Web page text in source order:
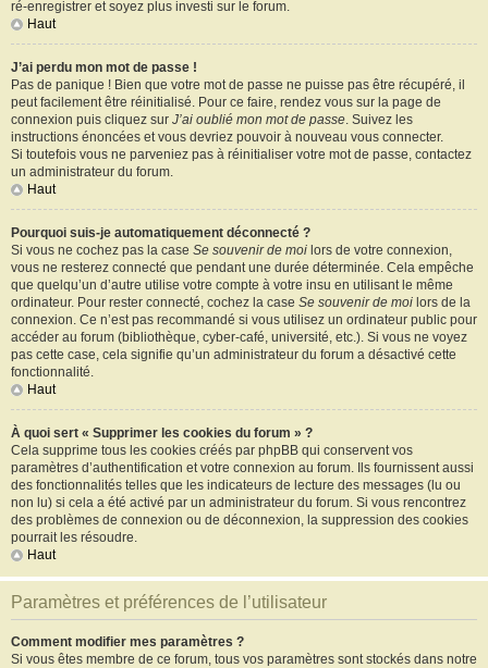
ré-enregistrer et soyez plus investi sur le forum.
Haut
J’ai perdu mon mot de passe !
Pas de panique ! Bien que votre mot de passe ne puisse pas être récupéré, il
peut facilement être réinitialisé. Pour ce faire, rendez vous sur la page de
connexion puis cliquez sur J’ai oublié mon mot de passe. Suivez les
instructions énoncées et vous devriez pouvoir à nouveau vous connecter.
Si toutefois vous ne parveniez pas à réinitialiser votre mot de passe, contactez
un administrateur du forum.
Haut
Pourquoi suis-je automatiquement déconnecté ?
Si vous ne cochez pas la case Se souvenir de moi lors de votre connexion,
vous ne resterez connecté que pendant une durée déterminée. Cela empêche
que quelqu’un d’autre utilise votre compte à votre insu en utilisant le même
ordinateur. Pour rester connecté, cochez la case Se souvenir de moi lors de la
connexion. Ce n’est pas recommandé si vous utilisez un ordinateur public pour
accéder au forum (bibliothèque, cyber-café, université, etc.). Si vous ne voyez
pas cette case, cela signifie qu’un administrateur du forum a désactivé cette
fonctionnalité.
Haut
À quoi sert « Supprimer les cookies du forum » ?
Cela supprime tous les cookies créés par phpBB qui conservent vos
paramètres d’authentification et votre connexion au forum. Ils fournissent aussi
des fonctionnalités telles que les indicateurs de lecture des messages (lu ou
non lu) si cela a été activé par un administrateur du forum. Si vous rencontrez
des problèmes de connexion ou de déconnexion, la suppression des cookies
pourrait les résoudre.
Haut
Paramètres et préférences de l’utilisateur
Comment modifier mes paramètres ?
Si vous êtes membre de ce forum, tous vos paramètres sont stockés dans notre